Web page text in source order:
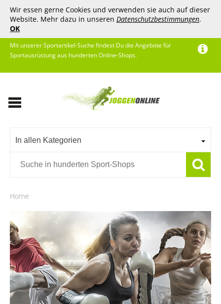
Wir essen gerne Cookies und verwenden sie auch auf dieser
Website. Mehr dazu in unseren Datenschutzbestimmungen.
OK
Mit unserer Sportartikel-Suche findest Du die Angebote für
Sportausrüstung aus hunderten Online-Shops.
In allen Kategorien
Home